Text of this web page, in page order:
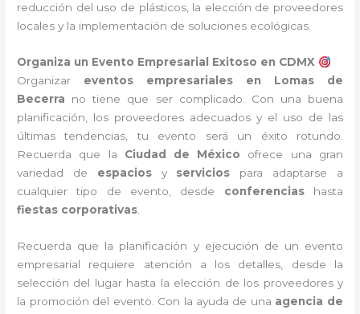
reducción del uso de plásticos, la elección de proveedores
locales y la implementación de soluciones ecológicas.
Organiza un Evento Empresarial Exitoso en CDMX
Organizar eventos empresariales en Lomas de
Becerra no tiene que ser complicado. Con una buena
planificación, los proveedores adecuados y el uso de las
últimas tendencias, tu evento será un éxito rotundo.
Recuerda que la Ciudad de México ofrece una gran
variedad de espaciosy servicios para adaptarse a
cualquier tipo de evento, desde conferenciashasta
fiestas corporativas.
Recuerda que la planificación y ejecución de un evento
empresarial requiere atención a los detalles, desde la
selección del lugar hasta la elección de los proveedores y
la promoción del evento. Con la ayuda de una agencia de